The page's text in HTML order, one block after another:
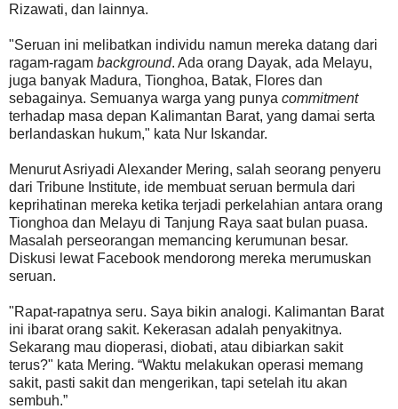
Rizawati, dan lainnya.
"Seruan ini melibatkan individu namun mereka datang dari
ragam-ragam background. Ada orang Dayak, ada Melayu,
juga banyak Madura, Tionghoa, Batak, Flores dan
sebagainya. Semuanya warga yang punya commitment
terhadap masa depan Kalimantan Barat, yang damai serta
berlandaskan hukum," kata Nur Iskandar.
Menurut Asriyadi Alexander Mering, salah seorang penyeru
dari Tribune Institute, ide membuat seruan bermula dari
keprihatinan mereka ketika terjadi perkelahian antara orang
Tionghoa dan Melayu di Tanjung Raya saat bulan puasa.
Masalah perseorangan memancing kerumunan besar.
Diskusi lewat Facebook mendorong mereka merumuskan
seruan.
"Rapat-rapatnya seru. Saya bikin analogi. Kalimantan Barat
ini ibarat orang sakit. Kekerasan adalah penyakitnya.
Sekarang mau dioperasi, diobati, atau dibiarkan sakit
terus?" kata Mering. “Waktu melakukan operasi memang
sakit, pasti sakit dan mengerikan, tapi setelah itu akan
sembuh.”